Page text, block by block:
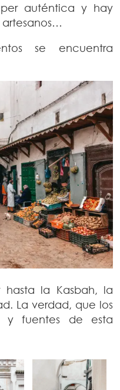
auténtica y hay
artesanos…
se encuentra
hasta la Kasbah, la
La verdad, que los
y fuentes de esta